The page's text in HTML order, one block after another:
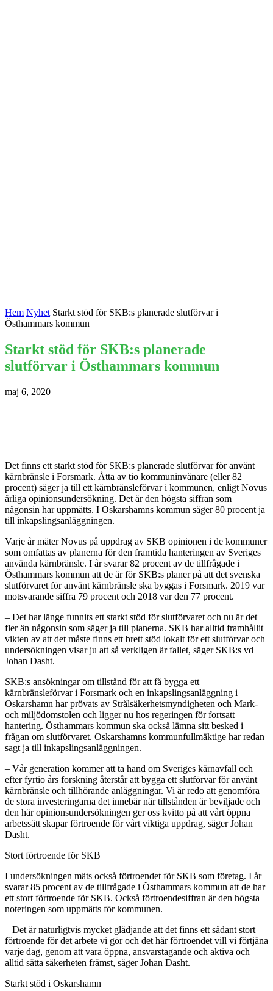
Hem Nyhet Starkt stöd för SKB:s planerade slutförvar i
Östhammars kommun
Starkt stöd för SKB:s planerade
slutförvar i Östhammars kommun
maj 6, 2020
Det finns ett starkt stöd för SKB:s planerade slutförvar för använt
kärnbränsle i Forsmark. Åtta av tio kommuninvånare (eller 82
procent) säger ja till ett kärnbränsleförvar i kommunen, enligt Novus
årliga opinionsundersökning. Det är den högsta siffran som
någonsin har uppmätts. I Oskarshamns kommun säger 80 procent ja
till inkapslingsanläggningen.
Varje år mäter Novus på uppdrag av SKB opinionen i de kommuner
som omfattas av planerna för den framtida hanteringen av Sveriges
använda kärnbränsle. I år svarar 82 procent av de tillfrågade i
Östhammars kommun att de är för SKB:s planer på att det svenska
slutförvaret för använt kärnbränsle ska byggas i Forsmark. 2019 var
motsvarande siffra 79 procent och 2018 var den 77 procent.
– Det har länge funnits ett starkt stöd för slutförvaret och nu är det
fler än någonsin som säger ja till planerna. SKB har alltid framhållit
vikten av att det måste finns ett brett stöd lokalt för ett slutförvar och
undersökningen visar ju att så verkligen är fallet, säger SKB:s vd
Johan Dasht.
SKB:s ansökningar om tillstånd för att få bygga ett
kärnbränsleförvar i Forsmark och en inkapslingsanläggning i
Oskarshamn har prövats av Strålsäkerhetsmyndigheten och Mark-
och miljödomstolen och ligger nu hos regeringen för fortsatt
hantering. Östhammars kommun ska också lämna sitt besked i
frågan om slutförvaret. Oskarshamns kommunfullmäktige har redan
sagt ja till inkapslingsanläggningen.
– Vår generation kommer att ta hand om Sveriges kärnavfall och
efter fyrtio års forskning återstår att bygga ett slutförvar för använt
kärnbränsle och tillhörande anläggningar. Vi är redo att genomföra
de stora investeringarna det innebär när tillstånden är beviljade och
den här opinionsundersökningen ger oss kvitto på att vårt öppna
arbetssätt skapar förtroende för vårt viktiga uppdrag, säger Johan
Dasht.
Stort förtroende för SKB
I undersökningen mäts också förtroendet för SKB som företag. I år
svarar 85 procent av de tillfrågade i Östhammars kommun att de har
ett stort förtroende för SKB. Också förtroendesiffran är den högsta
noteringen som uppmätts för kommunen.
– Det är naturligtvis mycket glädjande att det finns ett sådant stort
förtroende för det arbete vi gör och det här förtroendet vill vi förtjäna
varje dag, genom att vara öppna, ansvarstagande och aktiva och
alltid sätta säkerheten främst, säger Johan Dasht.
Starkt stöd i Oskarshamn